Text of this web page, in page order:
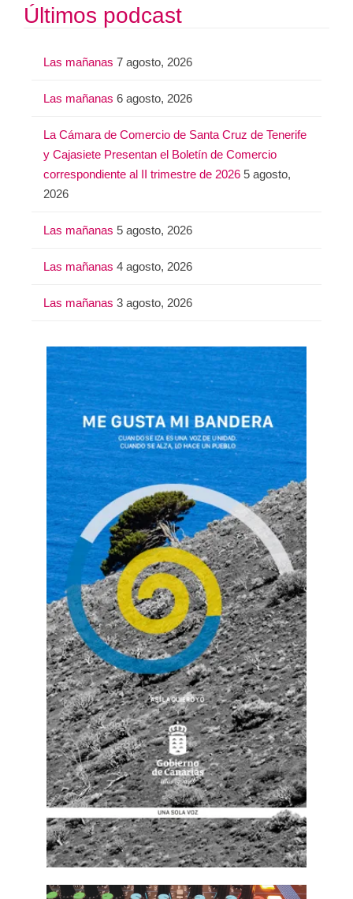
s
c
Últimos podcast
Las mañanas 7 agosto, 2026
Las mañanas 6 agosto, 2026
La Cámara de Comercio de Santa Cruz de Tenerife
y Cajasiete Presentan el Boletín de Comercio
correspondiente al II trimestre de 2026 5 agosto,
2026
Las mañanas 5 agosto, 2026
Las mañanas 4 agosto, 2026
Las mañanas 3 agosto, 2026